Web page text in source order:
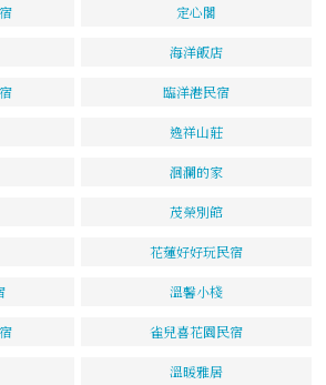
定心閣
海洋飯店
臨洋港民宿
逸祥山莊
洄瀾的家
茂榮別館
花蓮好好玩民宿
溫馨小棧
雀兒喜花園民宿
溫暖雅居